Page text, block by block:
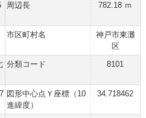
周辺長 782.18 ｍ
市区町村名
神戸市東灘
区
分類コード 8101
図形中心点Ｙ座標（10
進緯度）
34.718462